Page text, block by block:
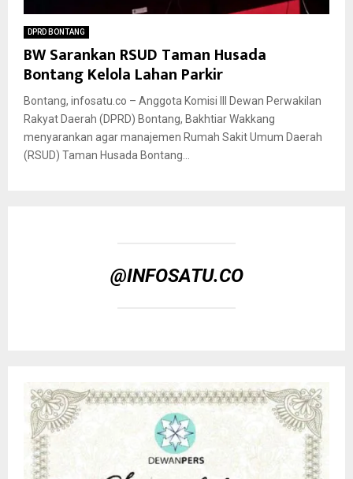
DPRD BONTANG
BW Sarankan RSUD Taman Husada
Bontang Kelola Lahan Parkir
Bontang, infosatu.co – Anggota Komisi lll Dewan Perwakilan
Rakyat Daerah (DPRD) Bontang, Bakhtiar Wakkang
menyarankan agar manajemen Rumah Sakit Umum Daerah
(RSUD) Taman Husada Bontang...
@INFOSATU.CO